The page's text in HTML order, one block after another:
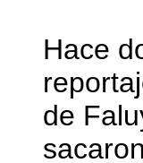
Hace
de